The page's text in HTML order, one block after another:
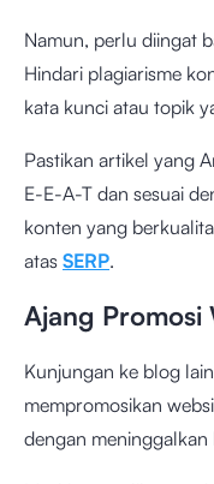
Namun, perlu diingat
Hindari plagiarisme
kata kunci atau topik
Pastikan artikel yang
E-E-A-T dan sesuai
konten yang
atas SERP.
Ajang Promosi
Kunjungan ke blog
mempromosikan
dengan